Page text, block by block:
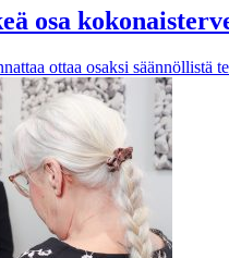
osa
ottaa osaksi säännöllistä